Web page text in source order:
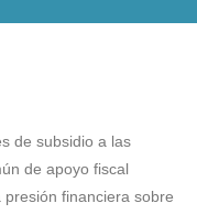
de subsidio a las
de apoyo fiscal
financiera sobre